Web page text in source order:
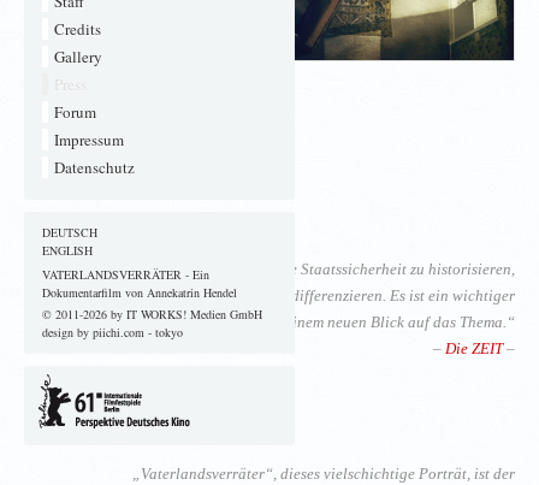
Credits
Gallery
Press
Forum
Impressum
Datenschutz
DEUTSCH
ENGLISH
VATERLANDSVERRÄTER - Ein
Dokumentarfilm von Annekatrin Hendel
© 2011-2026 by IT WORKS! Medien GmbH
design by piichi.com - tokyo
Downloads
Presseheft [1.2MB]
Pressestimmen [Deutsch]
„Vaterlandsverräter beginnt die Staatssicherheit zu historisieren,
aber auch das Bild von ihr zu differenzieren. Es ist ein wichtiger
Film, mit einem neuen Blick auf das Thema.“
– Die ZEIT–
„Vaterlandsverräter“, dieses vielschichtige Porträt, ist der